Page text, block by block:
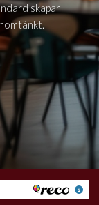
skapar